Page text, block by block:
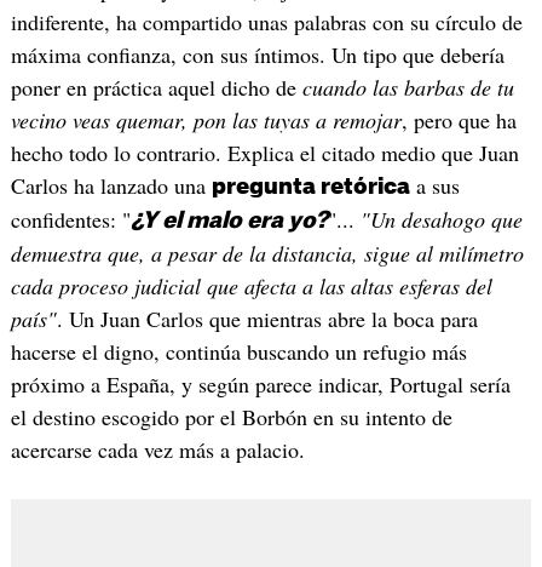
indiferente, ha compartido unas palabras con su círculo de
máxima confianza, con sus íntimos. Un tipo que debería
poner en práctica aquel dicho de cuando las barbas de tu
vecino veas quemar, pon las tuyas a remojar, pero que ha
hecho todo lo contrario. Explica el citado medio que Juan
Carlos ha lanzado una pregunta retóricaa sus
confidentes: "¿Y el malo era yo?"... "Un desahogo que
demuestra que, a pesar de la distancia, sigue al milímetro
cada proceso judicial que afecta a las altas esferas del
país". Un Juan Carlos que mientras abre la boca para
hacerse el digno, continúa buscando un refugio más
próximo a España, y según parece indicar, Portugal sería
el destino escogido por el Borbón en su intento de
acercarse cada vez más a palacio.